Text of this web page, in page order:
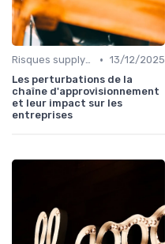
Risques supply-chain • 13/12/2025
Les perturbations de la
chaîne d'approvisionnement
et leur impact sur les
entreprises